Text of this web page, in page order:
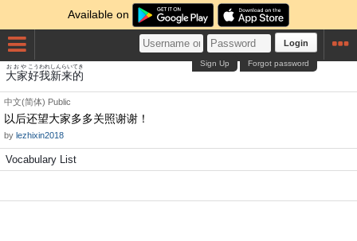
Available on
Login
Forgot password
Sign Up
大家
おおや
好
こう
我
われ
新
しん
来
らい
的
てき
中文(简体) Public
以后还望大家多多关照谢谢！
by lezhixin2018
Vocabulary List